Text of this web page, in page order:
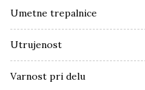
Umetne trepalnice
Utrujenost
Varnost pri delu